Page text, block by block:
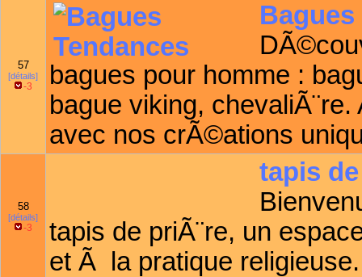
57
[détails]
-3
Bagues
bagues pour homme :
bague viking,
avec nos crÃ©ations
58
[détails]
-3
tapis
tapis de priÃ¨re, un
et Ã la pratique religieuse.